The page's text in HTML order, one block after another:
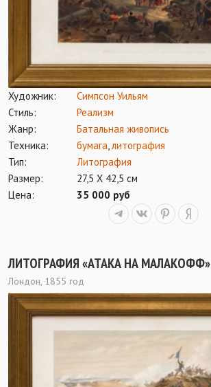
Художник:
Симпсон Уильям
Стиль:
Реализм
Жанр:
Батальная живопись
Техника:
бумага литография
Тип:
Литография
Размер:
27,5 Х 42,5 см
Цена:
35 000 руб
ЛИТОГРАФИЯ «АТАКА НА МАЛАКОФФ»
Лондон, 1855 год